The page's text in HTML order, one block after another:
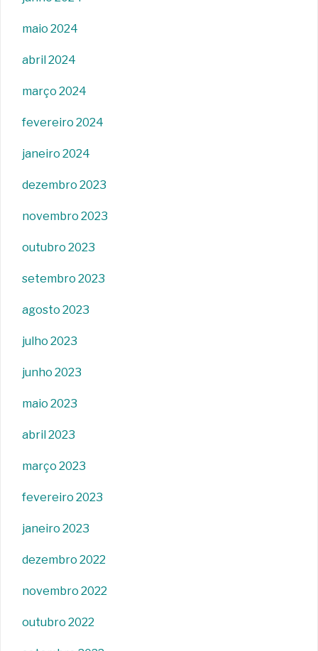
maio 2024
abril 2024
março 2024
fevereiro 2024
janeiro 2024
dezembro 2023
novembro 2023
outubro 2023
setembro 2023
agosto 2023
julho 2023
junho 2023
maio 2023
abril 2023
março 2023
fevereiro 2023
janeiro 2023
dezembro 2022
novembro 2022
outubro 2022